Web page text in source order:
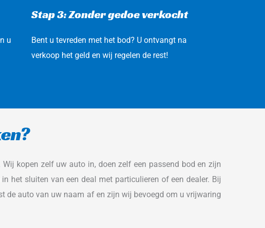
u
Stap 3: Zonder gedoe verkocht
Bent u tevreden met het bod? U ontvangt na
verkoop het geld en wij regelen de rest!
kopen zelf uw auto in, doen zelf een passend bod en zijn
het sluiten van een deal met particulieren of een dealer. Bij
de auto van uw naam af en zijn wij bevoegd om u vrijwaring